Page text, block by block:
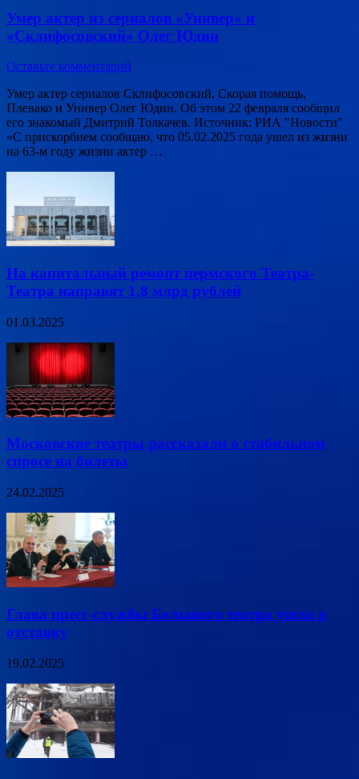
Умер актер из сериалов «Универ» и
«Склифосовский» Олег Юдин
Оставьте комментарий
Умер актер сериалов Склифосовский, Скорая помощь,
Плевако и Универ Олег Юдин. Об этом 22 февраля сообщил
его знакомый Дмитрий Толкачев. Источник: РИА "Новости"
«С прискорбием сообщаю, что 05.02.2025 года ушел из жизни
на 63-м году жизни актер …
На капитальный ремонт пермского Театра-
Театра направят 1,8 млрд рублей
01.03.2025
Московские театры рассказали о стабильном
спросе на билеты
24.02.2025
Глава пресс-службы Большого театра ушла в
отставку
19.02.2025